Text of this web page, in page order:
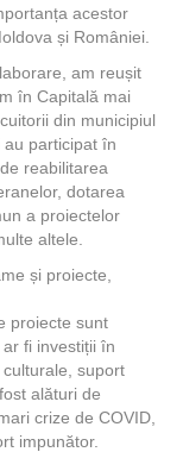
acestor
și României.
am reușit
în Capitală mai
din municipiul
participat în
reabilitarea
dotarea
a proiectelor
altele.
și proiecte,
proiecte sunt
fi investiții în
suport
alături de
crize de COVID,
impunător.